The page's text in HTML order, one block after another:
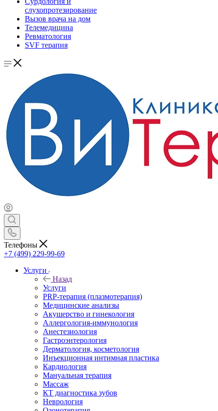
слухопротезирование
Вызов врача на дом
Телемедицина
Ревматология
SVF терапия
Телефоны
+7 (499) 229-99-69
Услуги
Назад
Услуги
PRP-терапия (плазмотерапия)
Медицинские анализы
Акушерство и гинекология
Аллергология-иммунология
Анестезиология
Гастроэнтерология
Дерматология, косметология
Инъекционная интимная пластика
Кардиология
Мануальная терапия
Массаж
КТ диагностика зубов
Неврология